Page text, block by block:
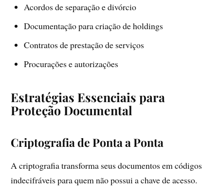
Acordos de separação e divórcio
Documentação para criação de holdings
Contratos de prestação de serviços
Procurações e autorizações
Estratégias Essenciais para
Proteção Documental
Criptografia de Ponta a Ponta
A criptografia transforma seus documentos em códigos
indecifráveis para quem não possui a chave de acesso.